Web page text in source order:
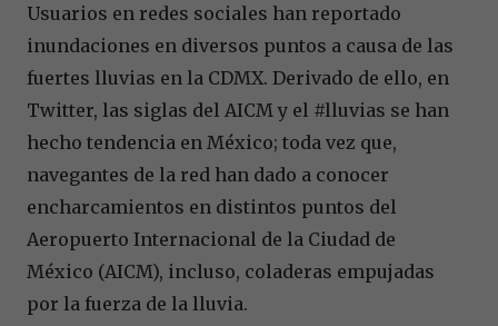
Usuarios en redes sociales han reportado
inundaciones en diversos puntos a causa de las
fuertes lluvias en la CDMX. Derivado de ello, en
Twitter, las siglas del AICM y el #lluvias se han
hecho tendencia en México; toda vez que,
navegantes de la red han dado a conocer
encharcamientos en distintos puntos del
Aeropuerto Internacional de la Ciudad de
México (AICM), incluso, coladeras empujadas
por la fuerza de la lluvia.